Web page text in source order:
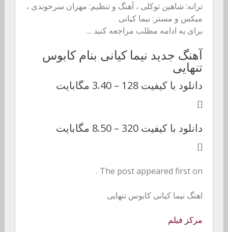
ترانه: شاهین توکلی ، آهنگ و تنظیم: مهران سرخوندی ،
میکس و مستر: نیما کیانی
برای به ادامه مطلب مراجعه کنید …
آهنگ جدید نیما کیانی بنام کابوس
تنهایی
دانلود با کیفیت 128 – 3.40 مگابایت
[]
دانلود با کیفیت 320 – 8.50 مگابایت
[]
The post appeared first on .
اهنگ نیما کیانی کابوس تنهایی
مرکز فیلم